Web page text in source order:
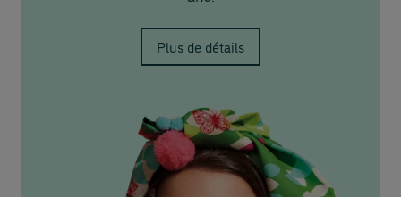
Plus de détails